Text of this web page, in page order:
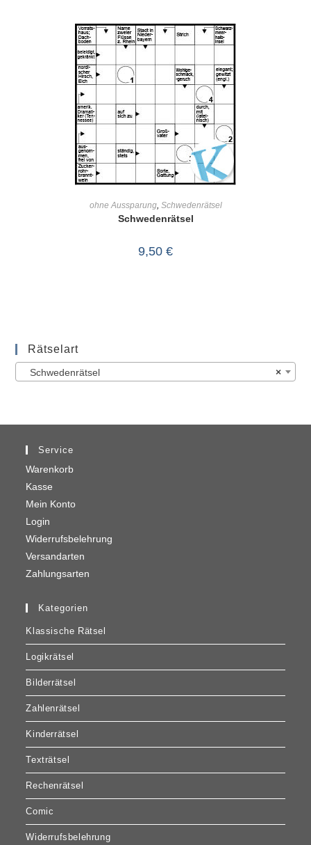
ohne Aussparung, Schwedenrätsel
Schwedenrätsel
9,50 €
Rätselart
×
Schwedenrätsel
Service
Warenkorb
Kasse
Mein Konto
Login
Widerrufsbelehrung
Versandarten
Zahlungsarten
Kategorien
Klassische Rätsel
Logikrätsel
Bilderrätsel
Zahlenrätsel
Kinderrätsel
Texträtsel
Rechenrätsel
Comic
Widerrufsbelehrung